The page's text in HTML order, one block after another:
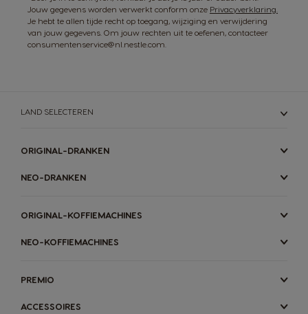
Jouw gegevens worden verwerkt conform onze Privacyverklaring.
Je hebt te allen tijde recht op toegang, wijziging en verwijdering
van jouw gegevens. Om jouw rechten uit te oefenen, contacteer
consumentenservice@nl.nestle.com.
LAND SELECTEREN
ORIGINAL-DRANKEN
NEO-DRANKEN
ORIGINAL-KOFFIEMACHINES
NEO-KOFFIEMACHINES
PREMIO
ACCESSOIRES